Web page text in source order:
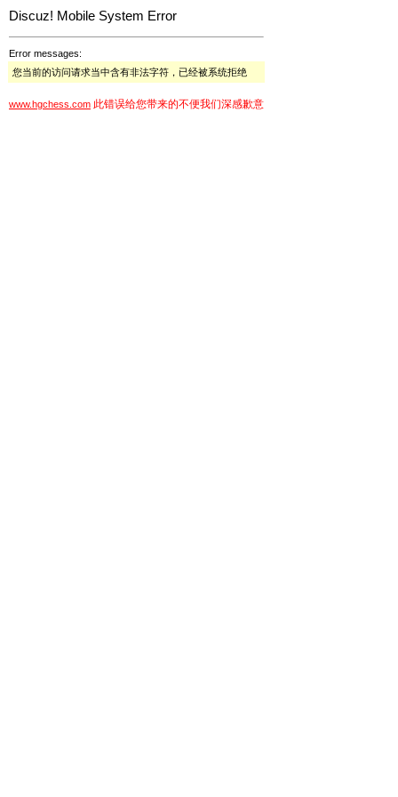
Discuz! Mobile System Error
Error messages:
您当前的访问请求当中含有非法字符，已经被系统拒绝
www.hgchess.com 此错误给您带来的不便我们深感歉意